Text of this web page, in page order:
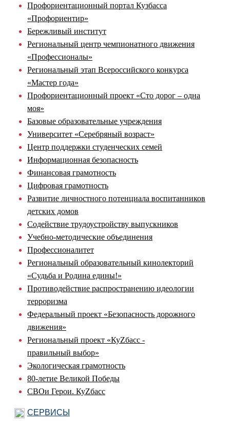
Профориентационный портал Кузбасса
«Профориентир»
Бережливый институт
Региональный центр чемпионатного движения
«Профессионалы»
Региональный этап Всероссийского конкурса
«Мастер года»
Профориентационный проект «Сто дорог – одна
моя»
Базовые образовательные учреждения
Университет «Серебряный возраст»
Центр поддержки студенческих семей
Информационная безопасность
Финансовая грамотность
Цифровая грамотность
Развитие личностного потенциала воспитанников
детских домов
Содействие трудоустройству выпускников
Учебно-методические объединения
Профессионалитет
Региональный образовательный кинолекторий
«Судьба и Родина едины!»
Противодействие распространению идеологии
терроризма
Федеральный проект «Безопасность дорожного
движения»
Региональный проект «КуZбасс -
правильный выбор»
Экологическая грамотность
80-летие Великой Победы
СВОи Герои. КуZбасс
СЕРВИСЫ